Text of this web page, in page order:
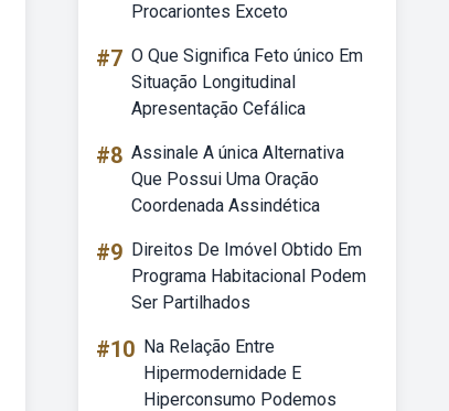
Procariontes Exceto
#7 O Que Significa Feto único Em
Situação Longitudinal
Apresentação Cefálica
#8 Assinale A única Alternativa
Que Possui Uma Oração
Coordenada Assindética
#9 Direitos De Imóvel Obtido Em
Programa Habitacional Podem
Ser Partilhados
#10 Na Relação Entre
Hipermodernidade E
Hiperconsumo Podemos